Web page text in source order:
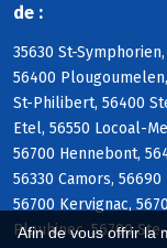
Afin de vous offrir la
de :
35630 St-
56400
St-Philibert, 56400
Etel, 56550 Locoal-
56700 Hennebont,
56330 Camors,
56700 Kervignac,
Plouhinec, 56700